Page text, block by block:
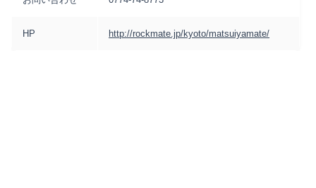
HP http://rockmate.jp/kyoto/matsuiyamate/